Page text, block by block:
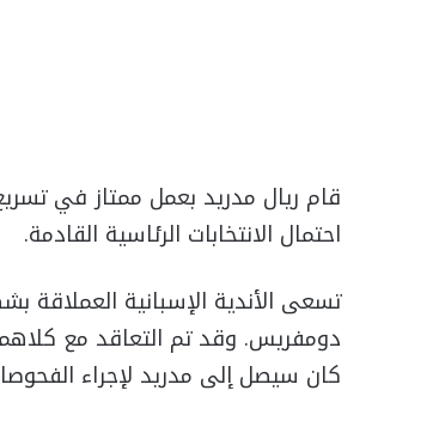
قام ريال مدريد بعمل ممتاز في
احتمال الانتخابات الرئاسية القادمة.
تسعى الأندية الإسبانية العملاقة
دومفريس. وقد تم التعاقد مع
كان سيصل إلى مدريد لإجراء